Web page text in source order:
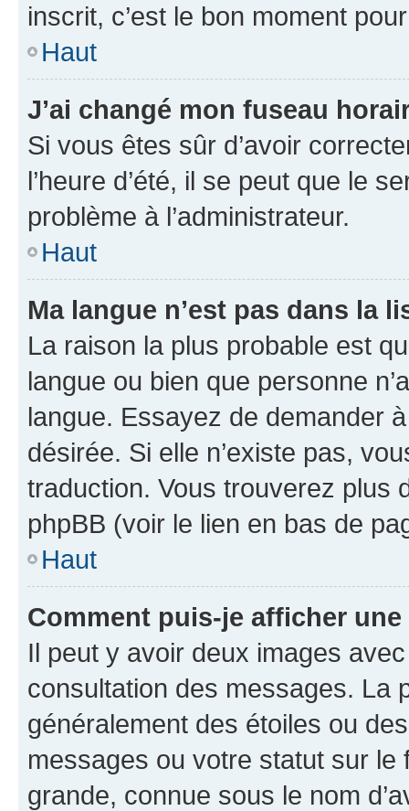
inscrit, c’est le bon moment
Haut
J’ai changé mon fuseau
Si vous êtes sûr d’avoir
l’heure d’été, il se peut que le
problème à l’administrateur.
Haut
Ma langue n’est pas dans la
La raison la plus probable est
langue ou bien que personne
langue. Essayez de demander
désirée. Si elle n’existe pas,
traduction. Vous trouverez plus
phpBB (voir le lien en bas de
Haut
Comment puis-je afficher
Il peut y avoir deux images
consultation des messages. La
généralement des étoiles ou
messages ou votre statut sur
grande, connue sous le nom